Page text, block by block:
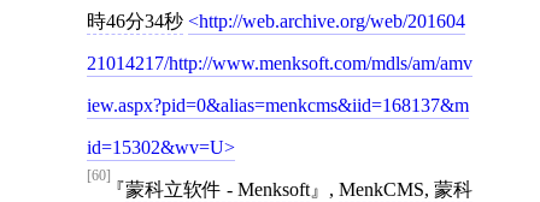
時46分34秒 http://web.archive.org/web/201604
21014217/http://www.menksoft.com/mdls/am/amv
iew.aspx?pid=0&alias=menkcms&iid=168137&m
id=15302&wv=U
[60]
蒙科立软件 - Menksoft , MenkCMS, 蒙科